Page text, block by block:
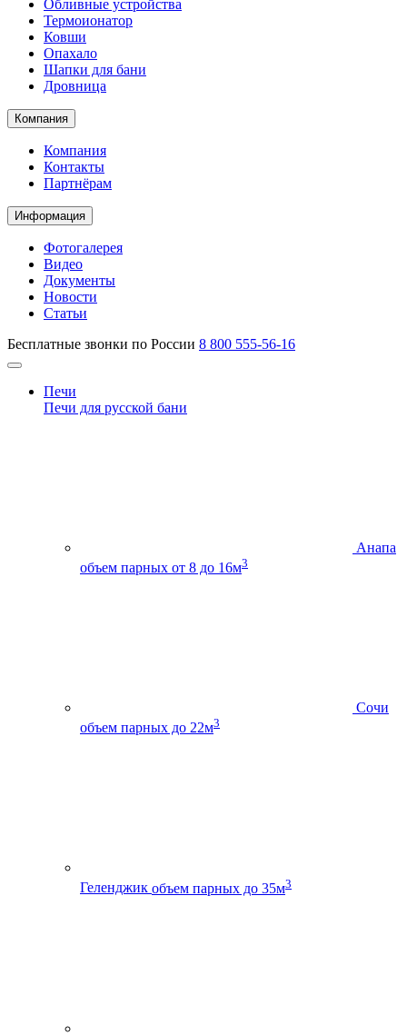
Обливные устройства
Термоионатор
Ковши
Опахало
Шапки для бани
Дровница
Компания
Компания
Контакты
Партнёрам
Информация
Фотогалерея
Видео
Документы
Новости
Статьи
Бесплатные звонки по России 8 800 555-56-16
Печи
Печи для русской бани
Анапа
объем парных от 8 до 16м3
Сочи
объем парных до 22м3
Геленджик объем парных до 35м3